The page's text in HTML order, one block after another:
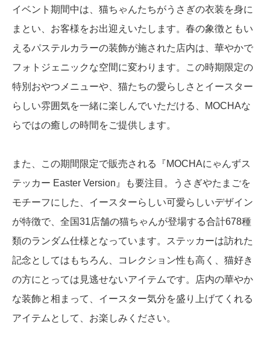
イベント期間中は、猫ちゃんたちがうさぎの衣装を身に
まとい、お客様をお出迎えいたします。春の象徴ともい
えるパステルカラーの装飾が施された店内は、華やかで
フォトジェニックな空間に変わります。この時期限定の
特別おやつメニューや、猫たちの愛らしさとイースター
らしい雰囲気を一緒に楽しんでいただける、MOCHAな
らではの癒しの時間をご提供します。
また、この期間限定で販売される『MOCHAにゃんずス
テッカー Easter Version』も要注目。うさぎやたまごを
モチーフにした、イースターらしい可愛らしいデザイン
が特徴で、全国31店舗の猫ちゃんが登場する合計678種
類のランダム仕様となっています。ステッカーは訪れた
記念としてはもちろん、コレクション性も高く、猫好き
の方にとっては見逃せないアイテムです。店内の華やか
な装飾と相まって、イースター気分を盛り上げてくれる
アイテムとして、お楽しみください。